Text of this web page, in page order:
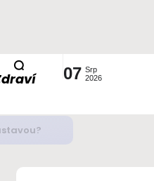
07 Srp
2026